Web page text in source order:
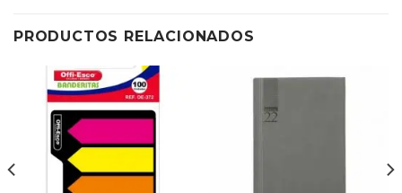
PRODUCTOS RELACIONADOS